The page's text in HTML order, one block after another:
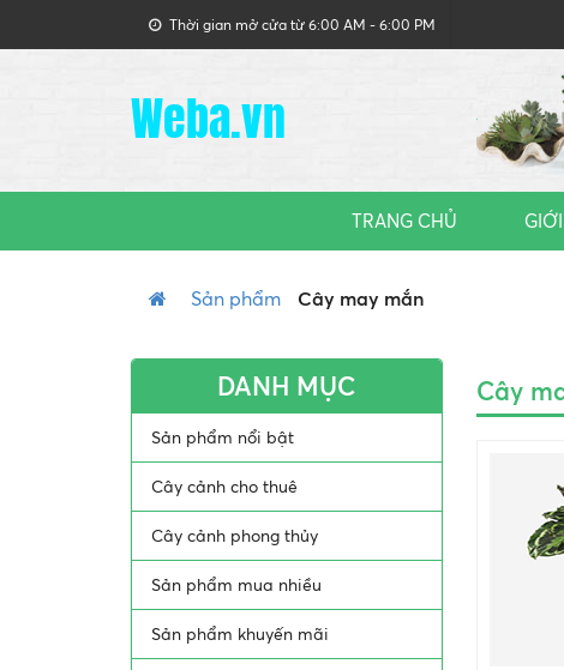
Thời gian mở cửa từ 6:00 AM - 6:00 PM
Weba.vn
TRANG CHỦ
Sản phẩm Cây may mắn
DANH MỤC
Sản phẩm nổi bật
Cây cảnh cho thuê
Cây cảnh phong thủy
Sản phẩm mua nhiều
Sản phẩm khuyến mãi
Cây